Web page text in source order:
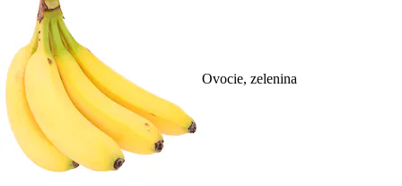
Ovocie, zelenina